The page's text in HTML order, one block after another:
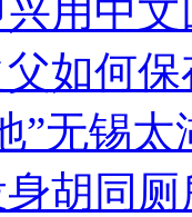
用中
父如何
”无锡
胡同